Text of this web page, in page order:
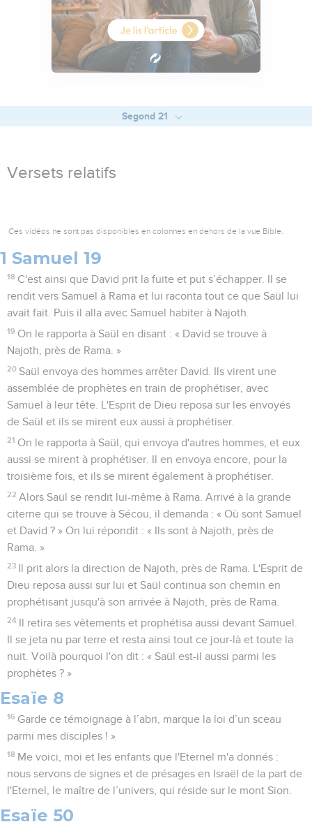
Segond 21
Versets relatifs
Ces vidéos ne sont pas disponibles en colonnes en dehors de la vue Bible.
1 Samuel 19
18 C'est ainsi que David prit la fuite et put s’échapper. Il se
rendit vers Samuel à Rama et lui raconta tout ce que Saül lui
avait fait. Puis il alla avec Samuel habiter à Najoth.
19 On le rapporta à Saül en disant : « David se trouve à
Najoth, près de Rama. »
20 Saül envoya des hommes arrêter David. Ils virent une
assemblée de prophètes en train de prophétiser, avec
Samuel à leur tête. L'Esprit de Dieu reposa sur les envoyés
de Saül et ils se mirent eux aussi à prophétiser.
21 On le rapporta à Saül, qui envoya d'autres hommes, et eux
aussi se mirent à prophétiser. Il en envoya encore, pour la
troisième fois, et ils se mirent également à prophétiser.
22 Alors Saül se rendit lui-même à Rama. Arrivé à la grande
citerne qui se trouve à Sécou, il demanda : « Où sont Samuel
et David ? » On lui répondit : « Ils sont à Najoth, près de
Rama. »
23
Il prit alors la direction de Najoth, près de Rama. L'Esprit de
Dieu reposa aussi sur lui et Saül continua son chemin en
prophétisant jusqu'à son arrivée à Najoth, près de Rama.
24
Il retira ses vêtements et prophétisa aussi devant Samuel.
Il se jeta nu par terre et resta ainsi tout ce jour-là et toute la
nuit. Voilà pourquoi l'on dit : « Saül est-il aussi parmi les
prophètes ? »
Esaïe 8
16 Garde ce témoignage à l’abri, marque la loi d’un sceau
parmi mes disciples ! »
18 Me voici, moi et les enfants que l'Eternel m'a donnés :
nous servons de signes et de présages en Israël de la part de
l'Eternel, le maître de l’univers, qui réside sur le mont Sion.
Esaïe 50